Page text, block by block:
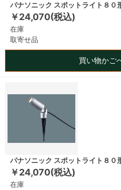
パナソニック スポットライト８
￥24,070(税込)
在庫
取寄せ品
買い物かご
パナソニック スポットライト８
￥24,070(税込)
在庫